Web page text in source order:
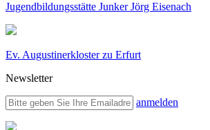
Jugendbildungsstätte Junker Jörg Eisenach
Ev. Augustinerkloster zu Erfurt
Newsletter
anmelden